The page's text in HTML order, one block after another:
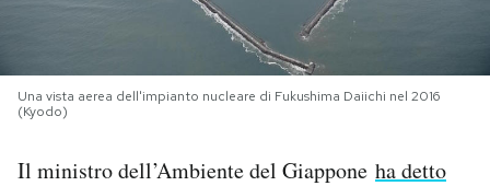
SHOP
CALENDARIO
Una vista aerea dell'impianto nucleare di Fukushima Daiichi nel 2016
(Kyodo)
Il ministro dell’Ambiente del Giappone ha detto